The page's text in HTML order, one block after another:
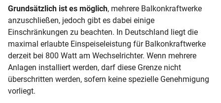
Grundsätzlich ist es möglich, mehrere Balkonkraftwerke
anzuschließen, jedoch gibt es dabei einige
Einschränkungen zu beachten. In Deutschland liegt die
maximal erlaubte Einspeiseleistung für Balkonkraftwerke
derzeit bei 800 Watt am Wechselrichter. Wenn mehrere
Anlagen installiert werden, darf diese Grenze nicht
überschritten werden, sofern keine spezielle Genehmigung
vorliegt.